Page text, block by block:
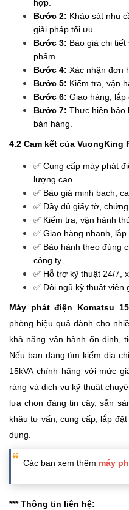
hợp.
Bước 2: Khảo sát nhu
giải pháp tối ưu.
Bước 3: Báo giá chi
phẩm.
Bước 4: Xác nhận đơn
Bước 5: Kiểm tra, vận
Bước 6: Giao hàng, lắp
Bước 7: Thực hiện bảo
bán hàng.
4.2 Cam kết của VuongKing
✅ Cung cấp máy phát
lượng cao.
✅ Báo giá minh bạch,
✅ Đầy đủ giấy tờ,
✅ Kiểm tra, vận hành
✅ Giao hàng nhanh,
✅ Bảo hành theo đúng
công ty.
✅ Hỗ trợ kỹ thuật 24/7,
✅ Đội ngũ kỹ thuật viên
Máy phát điện Komatsu
phòng hiệu quả dành cho
khả năng vận hành ổn định,
Nếu bạn đang tìm kiếm địa
15kVA chính hãng với mức
ràng và dịch vụ kỹ thuật
lựa chọn đáng tin cậy, sẵn
khâu tư vấn, cung cấp, lắp
dụng.
Các bạn xem thêm máy
*** Thông tin liên hệ: